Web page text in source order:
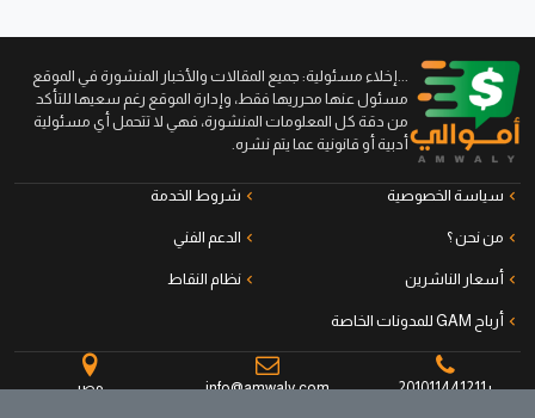
...إخلاء مسئولية: جميع المقالات والأخبار المنشورة في الموقع
مسئول عنها محرريها فقط، وإدارة الموقع رغم سعيها للتأكد
من دقة كل المعلومات المنشورة، فهي لا تتحمل أي مسئولية
أدبية أو قانونية عما يتم نشره.
سياسة الخصوصية شروط الخدمة
من نحن ؟ الدعم الفني
أسعار الناشرين نظام النقاط
أرباح GAM للمدونات الخاصة
+201011441211
info@amwaly.com
مصر